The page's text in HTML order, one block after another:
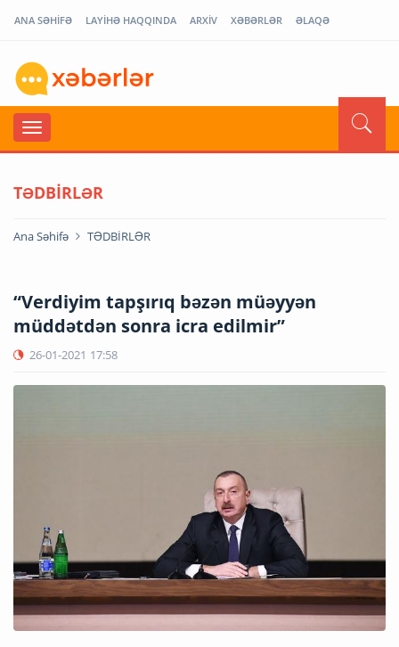
ANA SƏHİFƏ LAYİHƏ HAQQINDA ARXİV XƏBƏRLƏR ƏLAQƏ
TƏDBİRLƏR
Ana Səhifə TƏDBİRLƏR
“Verdiyim tapşırıq bəzən müəyyən
müddətdən sonra icra edilmir”
26-01-2021 17:58